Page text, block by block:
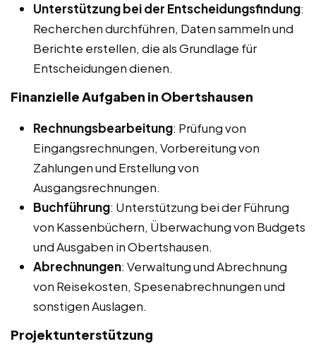
Unterstützung bei der Entscheidungsfindung:
Recherchen durchführen, Daten sammeln und
Berichte erstellen, die als Grundlage für
Entscheidungen dienen.
Finanzielle Aufgaben in Obertshausen
Rechnungsbearbeitung: Prüfung von
Eingangsrechnungen, Vorbereitung von
Zahlungen und Erstellung von
Ausgangsrechnungen.
Buchführung: Unterstützung bei der Führung
von Kassenbüchern, Überwachung von Budgets
und Ausgaben in Obertshausen.
Abrechnungen: Verwaltung und Abrechnung
von Reisekosten, Spesenabrechnungen und
sonstigen Auslagen.
Projektunterstützung